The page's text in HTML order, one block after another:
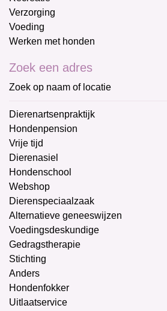
Verzorging
Voeding
Werken met honden
Zoek een adres
Zoek op naam of locatie
Dierenartsenpraktijk
Hondenpension
Vrije tijd
Dierenasiel
Hondenschool
Webshop
Dierenspeciaalzaak
Alternatieve geneeswijzen
Voedingsdeskundige
Gedragstherapie
Stichting
Anders
Hondenfokker
Uitlaatservice